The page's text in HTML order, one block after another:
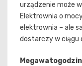
urządzenie może
Elektrownia o
elektrownia – ale
dostarczy w ciągu